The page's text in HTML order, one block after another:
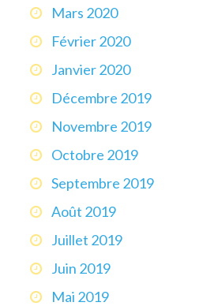
Mars 2020
Février 2020
Janvier 2020
Décembre 2019
Novembre 2019
Octobre 2019
Septembre 2019
Août 2019
Juillet 2019
Juin 2019
Mai 2019